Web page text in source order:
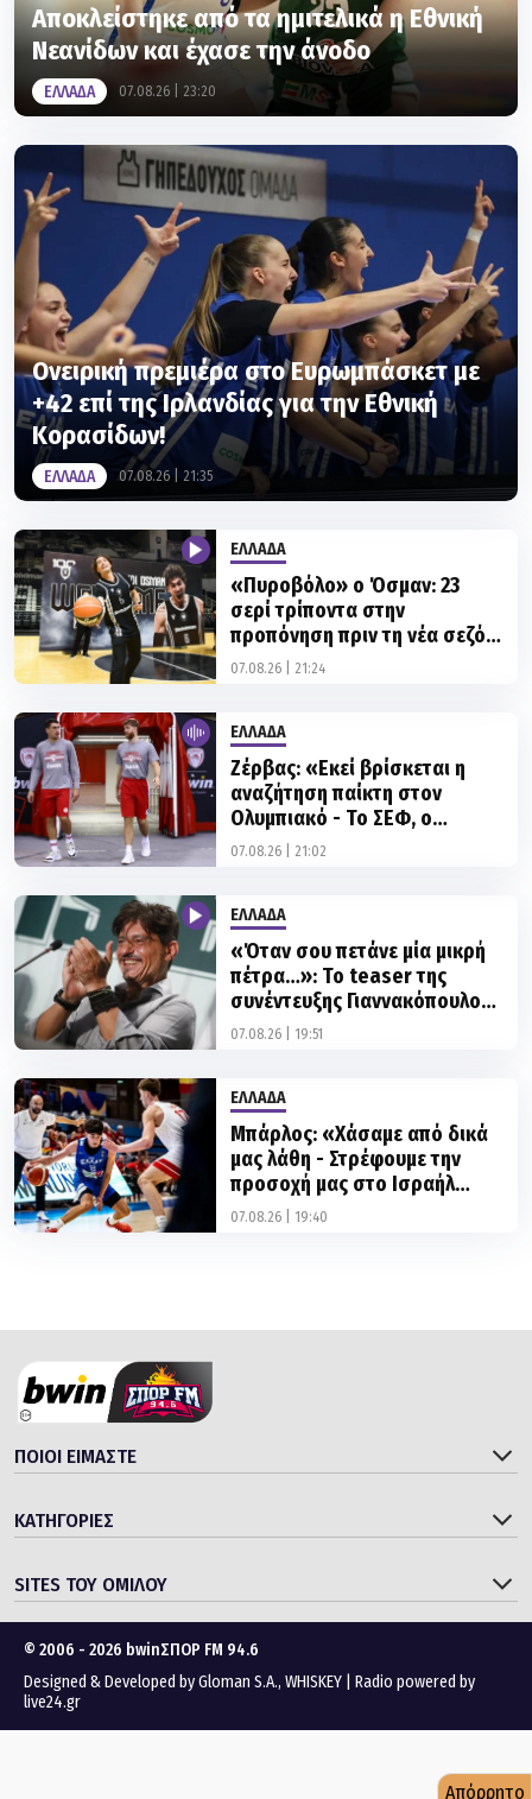
Αποκλείστηκε από τα ημιτελικά η Εθνική
Νεανίδων και έχασε την άνοδο
ΕΛΛΑΔΑ 07.08.26 | 23:20
Ονειρική πρεμιέρα στο Ευρωμπάσκετ με
+42 επί της Ιρλανδίας για την Εθνική
Κορασίδων!
ΕΛΛΑΔΑ 07.08.26 | 21:35
ΕΛΛΑΔΑ
«Πυροβόλο» ο Όσμαν: 23
σερί τρίποντα στην
προπόνηση πριν τη νέα σεζόν
με τον ΠΑΟΚ!
07.08.26 | 21:24
ΕΛΛΑΔΑ
Ζέρβας: «Εκεί βρίσκεται η
αναζήτηση παίκτη στον
Ολυμπιακό - Το ΣΕΦ, ο
Γουόκαπ, ο Λαρεντζάκης και
07.08.26 | 21:02
ΕΛΛΑΔΑ
«Όταν σου πετάνε μία μικρή
πέτρα…»: Το teaser της
συνέντευξης Γιαννακόπουλου
στους EuroInsiders
07.08.26 | 19:51
ΕΛΛΑΔΑ
Μπάρλος: «Χάσαμε από δικά
μας λάθη - Στρέφουμε την
προσοχή μας στο Ισραήλ
τώρα»
07.08.26 | 19:40
ΠΟΙΟΙ ΕΙΜΑΣΤΕ
ΚΑΤΗΓΟΡΙΕΣ
SITES ΤΟΥ ΟΜΙΛΟΥ
© 2006 - 2026 bwinΣΠΟΡ FM 94.6
Designed & Developed byGloman S.A., WHISKEY
Radio powered by
live24.gr
Απόρρητο